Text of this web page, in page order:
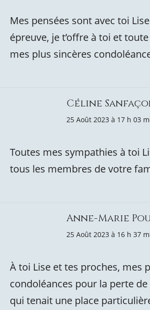
Mes pensées sont avec toi
épreuve, je t’offre à toi et
mes plus sincères
Céline
25 Août 2023 à 17 h 03
Toutes mes sympathies à toi
tous les membres de votre
Anne-Marie
25 Août 2023 à 16 h 37
À toi Lise et tes proches, mes
condoléances pour la perte
qui tenait une place